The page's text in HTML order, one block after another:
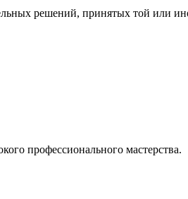
решений, принятых той или
профессионального мастерства.